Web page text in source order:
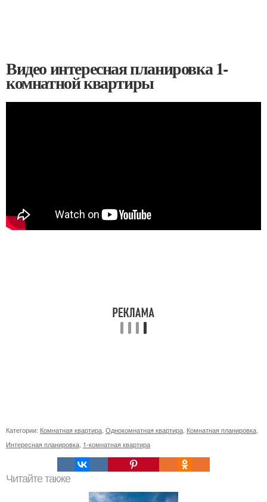
Видео интересная планировка 1-
комнатной квартиры
Категории: Комнатная квартира Однокомнатная квартира Комнатная планировка
Интересная планировка 1-комнатная квартира
Читайте также